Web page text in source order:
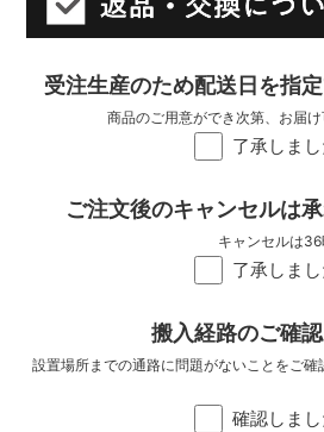
受注生産のため配送日を指
了承しまし
商品のご用意ができ次第、お届け
ご注文後のキャンセルは
了承しまし
キャンセルは36
搬入経路のご確認
確認しまし
設置場所までの通路に問題がないことをご